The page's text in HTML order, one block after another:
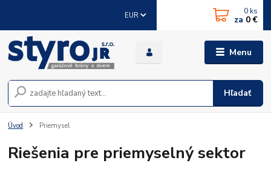
Menu
EUR
Hľadať
0 ks
za 0 €
Úvod Priemysel
Riešenia pre priemyselný sektor